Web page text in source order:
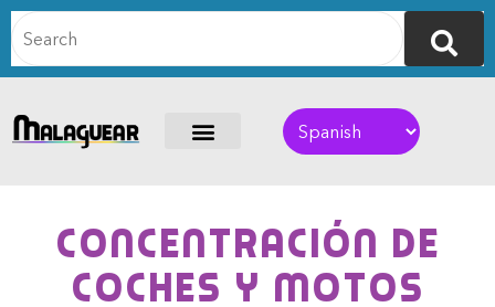
Concentración de
Coches y Motos